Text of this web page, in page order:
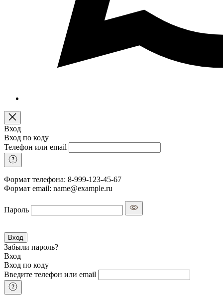
Вход
Вход по коду
Телефон или email
Формат телефона: 8-999-123-45-67
Формат email: name@example.ru
Пароль
Вход
Забыли пароль?
Вход
Вход по коду
Введите телефон или email